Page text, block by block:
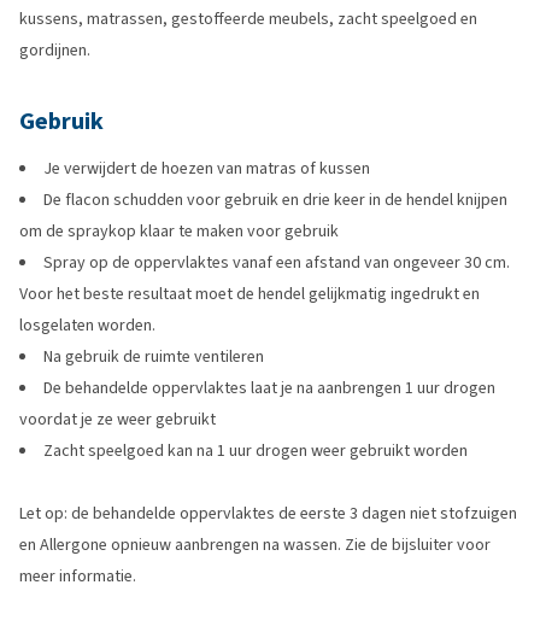
kussens, matrassen, gestoffeerde meubels, zacht speelgoed en
gordijnen.
Gebruik
Je verwijdert de hoezen van matras of kussen
De flacon schudden voor gebruik en drie keer in de hendel knijpen
om de spraykop klaar te maken voor gebruik
Spray op de oppervlaktes vanaf een afstand van ongeveer 30 cm.
Voor het beste resultaat moet de hendel gelijkmatig ingedrukt en
losgelaten worden.
Na gebruik de ruimte ventileren
De behandelde oppervlaktes laat je na aanbrengen 1 uur drogen
voordat je ze weer gebruikt
Zacht speelgoed kan na 1 uur drogen weer gebruikt worden
Let op: de behandelde oppervlaktes de eerste 3 dagen niet stofzuigen
en Allergone opnieuw aanbrengen na wassen. Zie de bijsluiter voor
meer informatie.